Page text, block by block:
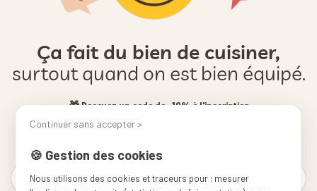
Ça fait du bien de cuisiner,
surtout quand on est bien équipé.
🎁 Recevez un code de -10% à l'inscription
🍳 Nos conseils pour cuisiner simplement
📬 Nouveautés & offres en avant-première
Continuer sans accepter >
🍪 Gestion des cookies
Nous utilisons des cookies et traceurs pour : mesurer